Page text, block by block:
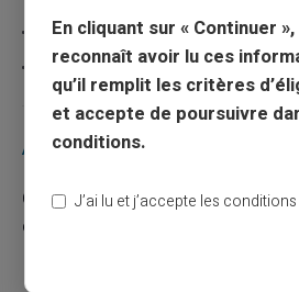
Carte prépayée
Escroquerie
Articles récents
Quelle est la différence entre
en France ?
En cliquant sur « Continuer
reconnaît avoir lu ces
qu’il remplit les critères
et accepte de poursuivre
conditions.
J’ai lu et j’accepte les